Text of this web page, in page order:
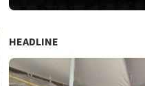
HEADLINE